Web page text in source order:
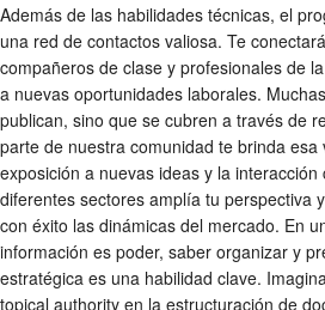
Además de las habilidades técnicas, el
una red de contactos valiosa. Te
compañeros de clase y profesionales de
a nuevas oportunidades laborales.
publican, sino que se cubren a través de
parte de nuestra comunidad te brinda esa
exposición a nuevas ideas y la
diferentes sectores amplía tu perspectiva
con éxito las dinámicas del mercado. En
información es poder, saber organizar y
estratégica es una habilidad clave.
topical authority en la estructuración de